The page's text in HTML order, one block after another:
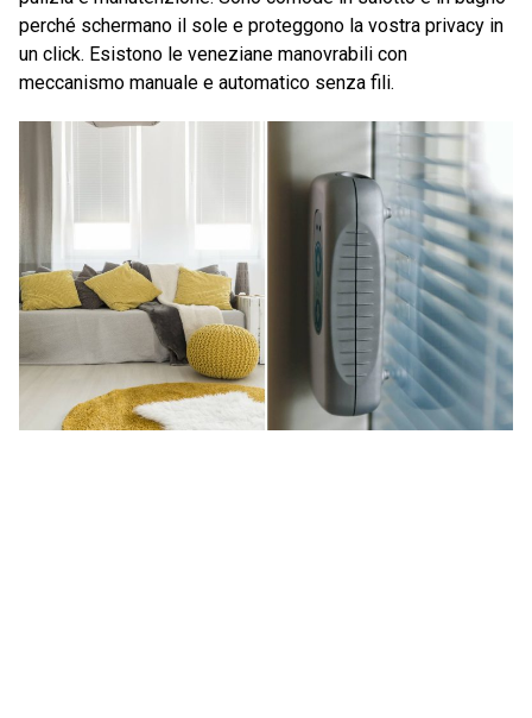
perché schermano il sole e proteggono la vostra privacy in
un click. Esistono le veneziane manovrabili con
meccanismo manuale e automatico senza fili.